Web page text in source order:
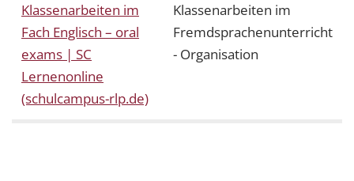
Klassenarbeiten im
Fach Englisch – oral
exams | SC
Lernenonline
(schulcampus-rlp.de)
Klassenarbeiten im
Fremdsprachenunterricht
- Organisation